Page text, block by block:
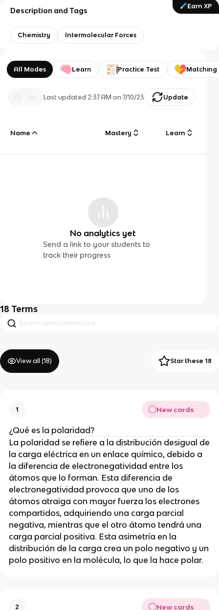
Earn XP
Description and Tags
Chemistry Intermolecular Forces
All Modes Learn Practice Test Matching
Last updated 2:37 AM on 7/10/23 Update
Name Mastery Learn
No analytics yet
Send a link to your students to
track their progress
18 Terms
View all (18) Star these 18
1 New cards
¿Qué es la polaridad?
La polaridad se refiere a la distribución desigual de
la carga eléctrica en un enlace químico, debido a
la diferencia de electronegatividad entre los
átomos que lo forman. Esta diferencia de
electronegatividad provoca que uno de los
átomos atraiga con mayor fuerza los electrones
compartidos, adquiriendo una carga parcial
negativa, mientras que el otro átomo tendrá una
carga parcial positiva. Esta asimetría en la
distribución de la carga crea un polo negativo y un
polo positivo en la molécula, lo que la hace polar.
2 New cards